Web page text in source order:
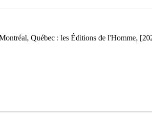
Québec : les Éditions de l'Homme,